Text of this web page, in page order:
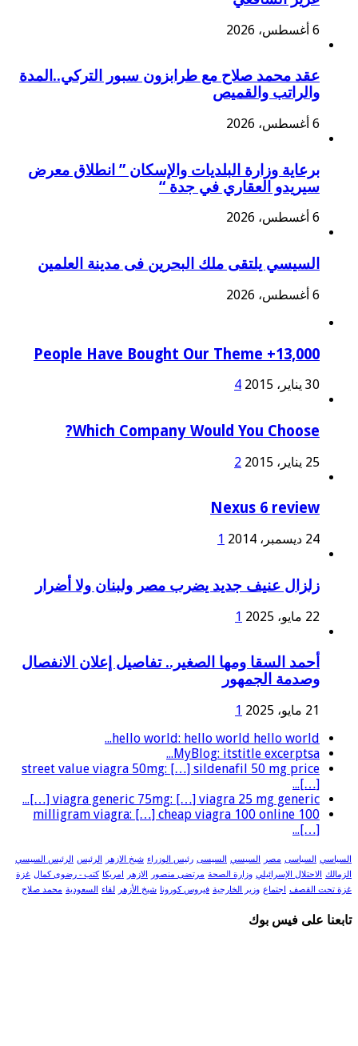
6 أغسطس، 2026
عقد محمد صلاح مع طرابزون سبور التركي..المدة
والراتب والقميص
6 أغسطس، 2026
برعاية وزارة البلديات والإسكان ” انطلاق معرض
سيريدو العقاري في جدة “
6 أغسطس، 2026
السيسي يلتقى ملك البحرين فى مدينة العلمين
6 أغسطس، 2026
13,000+ People Have Bought Our Theme
30 يناير، 2015 4
Which Company Would You Choose?
25 يناير، 2015 2
Nexus 6 review
24 ديسمبر، 2014 1
زلزال عنيف جديد يضرب مصر ولبنان ولا أضرار
22 مايو، 2025 1
أحمد السقا ومها الصغير.. تفاصيل إعلان الانفصال
وصدمة الجمهور
21 مايو، 2025
1
hello world: hello world hello world...
MyBlog: itstitle excerptsa...
street value viagra 50mg: […] sildenafil 50 mg price
[…]...
viagra generic 75mg: […] viagra 25 mg generic […]...
100 milligram viagra: […] cheap viagra 100 online
[…]...
السياسي السياسى مصر السيسي السيسى رئيس الوزراء شيخ الازهر الرئيس الرئيس السيسي
الزمالك الاحتلال الإسرائيلي وزارة الصحة مرتضى منصور الازهر امريكا كتب - رضوى كمال غزة
غزة تحت القصف اجتماع وزير الخارجية فيروس كورونا شيخ الأزهر لقاء السعودية محمد صلاح
تابعنا على فيس بوك